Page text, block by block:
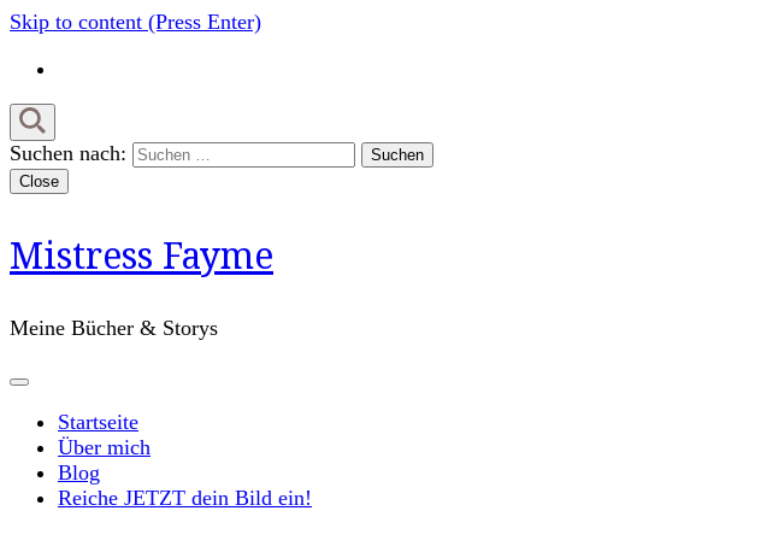
Skip to content (Press Enter)
Suchen nach:
Close
Mistress Fayme
Meine Bücher & Storys
Startseite
Über mich
Blog
Reiche JETZT dein Bild ein!